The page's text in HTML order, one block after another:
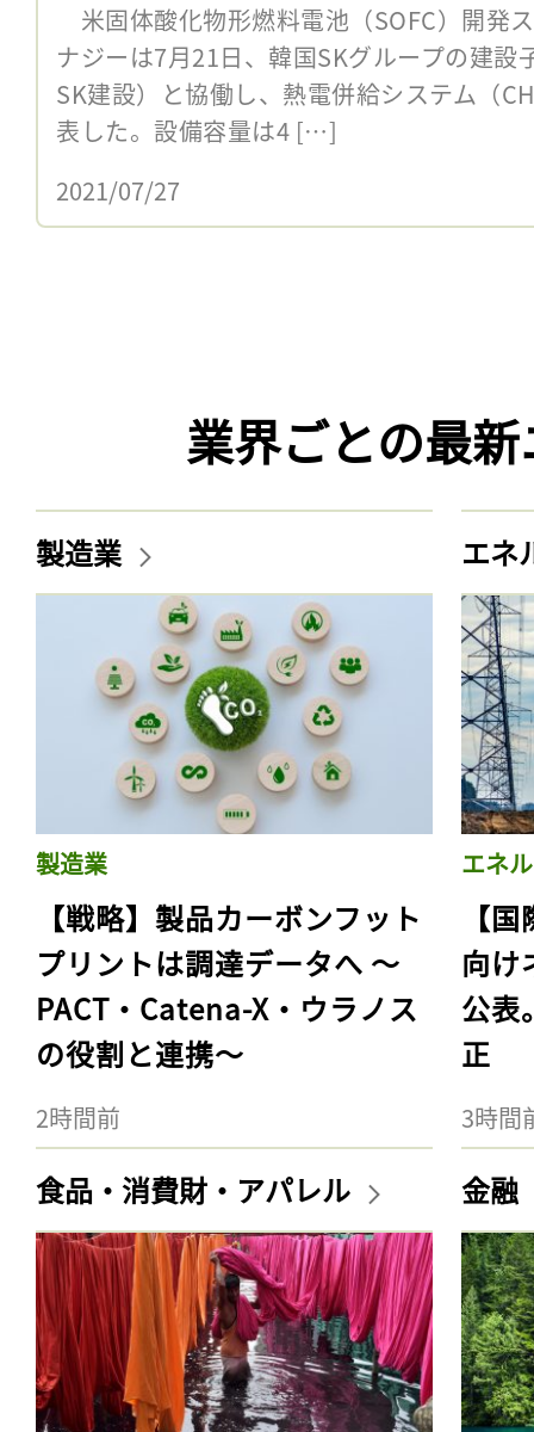
米固体酸化物形燃料電池（SOFC）開発
ナジーは7月21日、韓国SKグループの建設
SK建設）と協働し、熱電併給システム（
表した。設備容量は4 […]
2021/07/27
業界ごとの最
製造業
製造業
【戦略】製品カーボンフット
プリントは調達データへ 〜
PACT・Catena-X・ウラノス
の役割と連携〜
2時間前
エネ
エネ
【
向け
公表
正
3時間
食品・消費財・アパレル 金融